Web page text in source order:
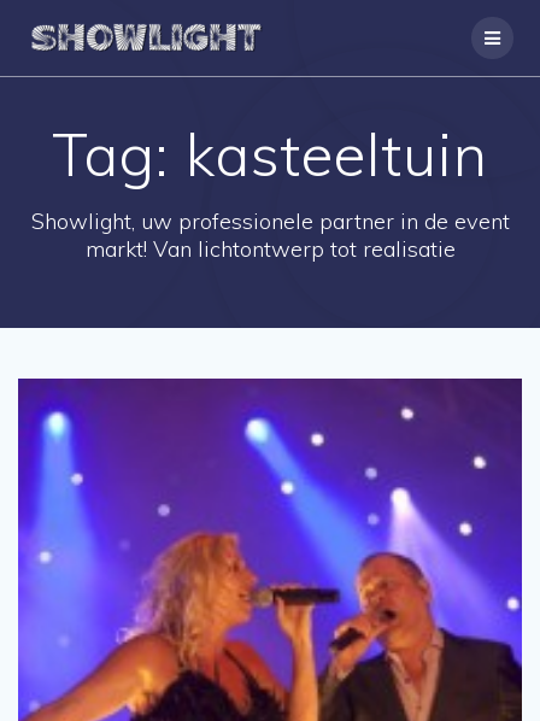
Tag: kasteeltuin
Showlight, uw professionele partner in de event
markt! Van lichtontwerp tot realisatie